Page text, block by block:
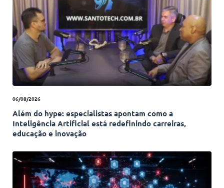
06/08/2026
Além do hype: especialistas apontam como a
Inteligência Artificial está redefinindo carreiras,
educação e inovação